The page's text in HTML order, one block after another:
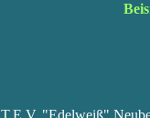
"Edelweiß"